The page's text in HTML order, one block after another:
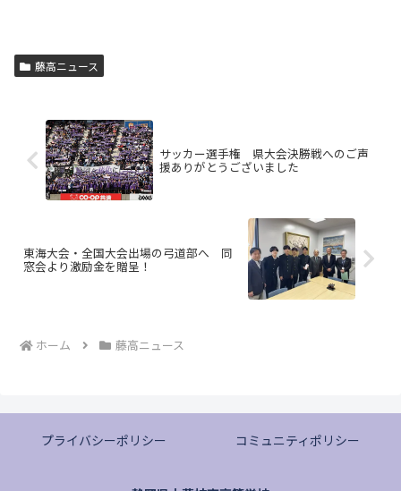
藤高ニュース
サッカー選手権 県大会決勝戦へのご声
援ありがとうございました
東海大会・全国大会出場の弓道部へ 同
窓会より激励金を贈呈！
ホーム 藤高ニュース
プライバシーポリシー コミュニティポリシー